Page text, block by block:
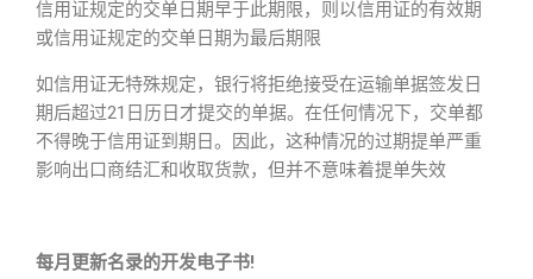
信用证规定的交单日期早于此期限，则以信用证的有效期
或信用证规定的交单日期为最后期限
如信用证无特殊规定，银行将拒绝接受在运输单据签发日
期后超过21日历日才提交的单据。在任何情况下，交单都
不得晚于信用证到期日。因此，这种情况的过期提单严重
影响出口商结汇和收取货款，但并不意味着提单失效
每月更新名录的开发电子书!